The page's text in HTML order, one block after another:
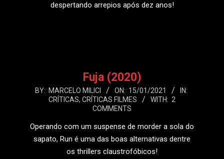
despertando arrepios após dez anos!
Fuja (2020)
2021-
BY: MARCELO MILICI ON: 15/01/2021
IN:
CRÍTICAS, CRÍTICAS FILMES WITH: 2
COMMENTS
Operando com um suspense de morder a sola do
sapato, Run é uma das boas alternativas dentre
os thrillers claustrofóbicos!